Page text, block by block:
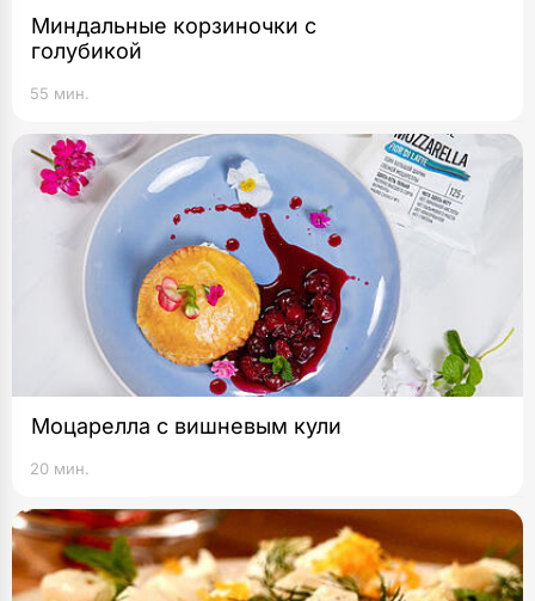
Миндальные корзиночки с
голубикой
55 мин.
Моцарелла с вишневым кули
20 мин.